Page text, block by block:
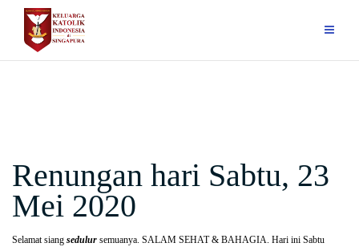
content
Renungan hari Sabtu, 23
Mei 2020
Selamat siang sedulur semuanya. SALAM SEHAT & BAHAGIA. Hari ini Sabtu